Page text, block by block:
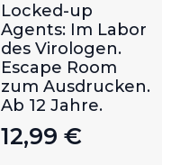
Locked-up
Agents: Im Labor
des Virologen.
Escape Room
zum Ausdrucken.
Ab 12 Jahre.
12,99 €